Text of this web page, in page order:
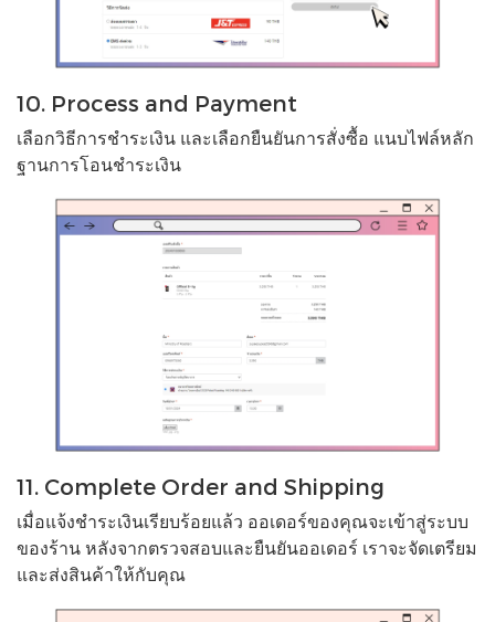
10. Process and Payment
เลือกวิธีการชำระเงิน และเลือกยืนยันการสั่งซื้อ แนบไฟล์หลัก
ฐานการโอนชำระเงิน
11. Complete Order and Shipping
เมื่อแจ้งชำระเงินเรียบร้อยแล้ว ออเดอร์ของคุณจะเข้าสู่ระบบ
ของร้าน หลังจากตรวจสอบและยืนยันออเดอร์ เราจะจัดเตรียม
และส่งสินค้าให้กับคุณ